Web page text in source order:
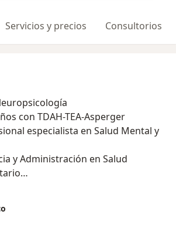
Servicios y precios Consultorios
con TDAH-TEA-Asperger
especialista en Salud Mental y
y Administración en Salud
Mental